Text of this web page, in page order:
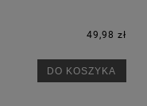
49,98 zł
DO KOSZYKA